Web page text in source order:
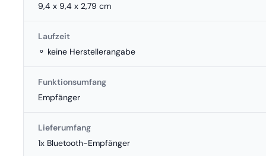
9,4 x 9,4 x 2,79 cm
Laufzeit
⚬ keine Herstellerangabe
Funktionsumfang
Empfänger
Lieferumfang
1x Bluetooth-Empfänger